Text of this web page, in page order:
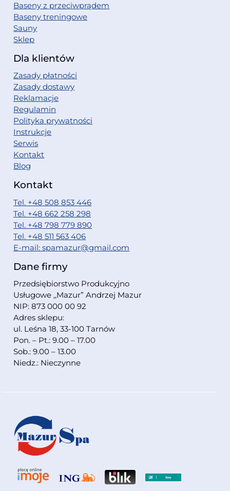
Baseny z przeciwprądem
Baseny treningowe
Sauny
Sklep
Dla klientów
Zasady płatności
Zasady dostawy
Reklamacje
Regulamin
Polityka prywatności
Instrukcje
Serwis
Kontakt
Blog
Kontakt
Tel. +48 508 853 446
Tel. +48 662 258 298
Tel. +48 798 779 890
Tel. +48 511 563 406
E-mail: spamazur@gmail.com
Dane firmy
Przedsiębiorstwo Produkcyjno
Usługowe ,,Mazur” Andrzej Mazur
NIP: 873 000 00 92
Adres sklepu:
ul. Leśna 18, 33-100 Tarnów
Pon. – Pt.: 9.00 – 17.00
Sob.: 9.00 – 13.00
Niedz.: Nieczynne